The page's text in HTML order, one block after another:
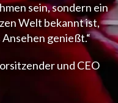
sein, sondern ein
Welt bekannt ist,
genießt.“
und CEO